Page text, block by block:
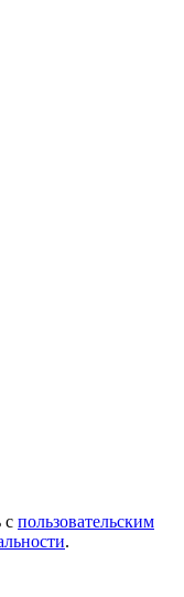
с пользовательским
.